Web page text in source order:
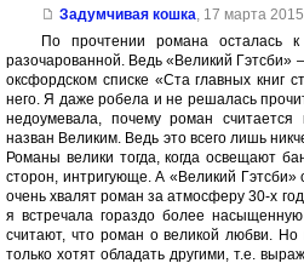
Задумчивая кошка, 17 марта 2015
По прочтении романа осталась
разочарованной. Ведь «Великий
оксфордском списке «Ста главных книг
него. Я даже робела и не решалась
недоумевала, почему роман считается
назван Великим. Ведь это всего лишь
Романы велики тогда, когда освещают
сторон, интригующе. А «Великий Гэтсби»
очень хвалят роман за атмосферу 30-х
я встречала гораздо более
считают, что роман о великой любви. Но
только хотят обладать другими, т.е.